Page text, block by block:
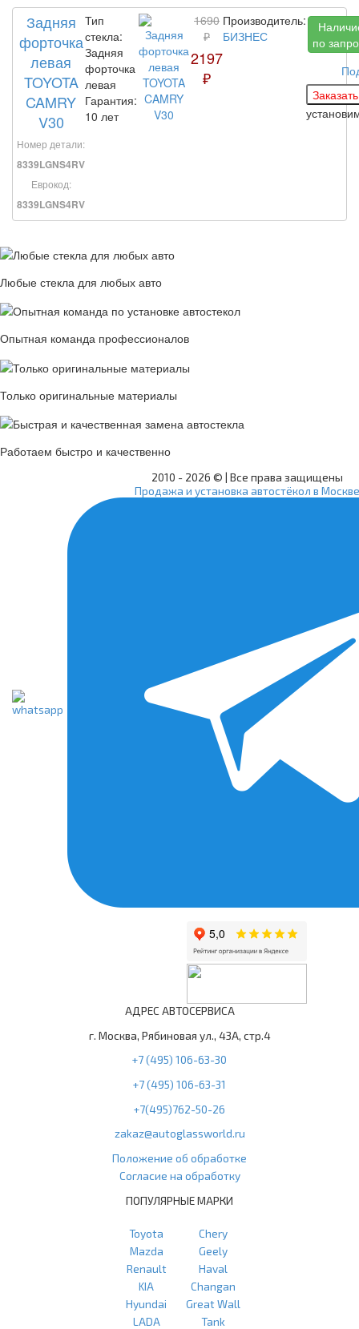
Задняя
форточка
левая
TOYOTA
CAMRY
V30
Номер детали:
8339LGNS4RV
Еврокод:
8339LGNS4RV
Тип
стекла:
Задняя
форточка
левая
Гарантия:
10 лет
1690
₽
2197
₽
Производитель:
БИЗНЕС
по
Любые стекла для любых авто
Опытная команда профессионалов
Только оригинальные материалы
Работаем быстро и качественно
2010 - 2026 © | Все права защищены
Продажа и установка автостёкол в Москве
АДРЕС АВТОСЕРВИСА
г. Москва, Рябиновая ул., 43А, стр.4
+7 (495) 106-63-30
+7 (495) 106-63-31
+7(495)762-50-26
zakaz@autoglassworld.ru
Положение об обработке
Согласие на обработку
ПОПУЛЯРНЫЕ МАРКИ
Toyota
Mazda
Renault
KIA
Hyundai
LADA
Chery
Geely
Haval
Changan
Great Wall
Tank